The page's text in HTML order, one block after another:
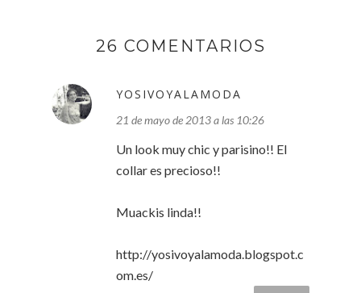
26 COMENTARIOS
YOSIVOYALAMODA
21 de mayo de 2013 a las 10:26
Un look muy chic y parisino!! El
collar es precioso!!
Muackis linda!!
http://yosivoyalamoda.blogspot.c
om.es/